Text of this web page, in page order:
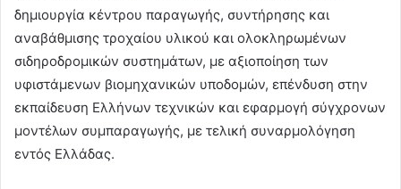
δημιουργία κέντρου παραγωγής, συντήρησης και
αναβάθμισης τροχαίου υλικού και ολοκληρωμένων
σιδηροδρομικών συστημάτων, με αξιοποίηση των
υφιστάμενων βιομηχανικών υποδομών, επένδυση στην
εκπαίδευση Ελλήνων τεχνικών και εφαρμογή σύγχρονων
μοντέλων συμπαραγωγής, με τελική συναρμολόγηση
εντός Ελλάδας.